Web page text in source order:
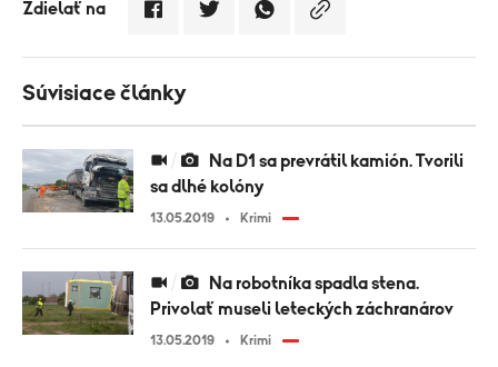
Zdielať na
Súvisiace články
sa dlhé kolóny
13.05.2019 Krimi
Privolať museli leteckých záchranárov
13.05.2019 Krimi